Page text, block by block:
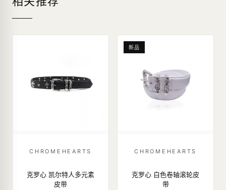
CHROMEHEARTS
克罗心 凯尔特人多元素
皮带
新品
CHROMEHEARTS
克罗心 白色卷轴滚轮皮
带